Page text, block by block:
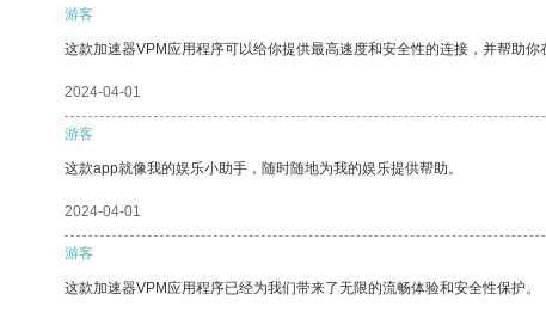
游客
这款加速器VPM应用程序可以给你提供最高速度和安全性的连接，并帮助你
2024-04-01
游客
这款app就像我的娱乐小助手，随时随地为我的娱乐提供帮助。
2024-04-01
游客
这款加速器VPM应用程序已经为我们带来了无限的流畅体验和安全性保护。